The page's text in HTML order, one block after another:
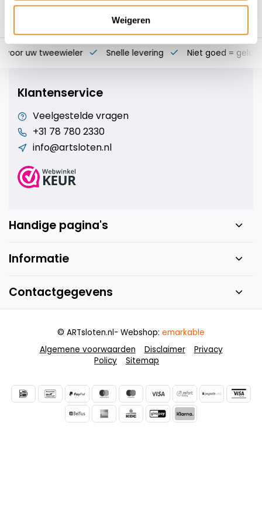
Weigeren
voor uw tweewieler Snelle levering Niet goed = geld
Klantenservice
Veelgestelde vragen
+31 78 780 2330
info@artsloten.nl
Handige pagina's
Informatie
Contactgegevens
Algemene voorwaarden Disclaimer
Privacy
Policy
Sitemap
© ARTsloten.nl- Webshop: emarkable